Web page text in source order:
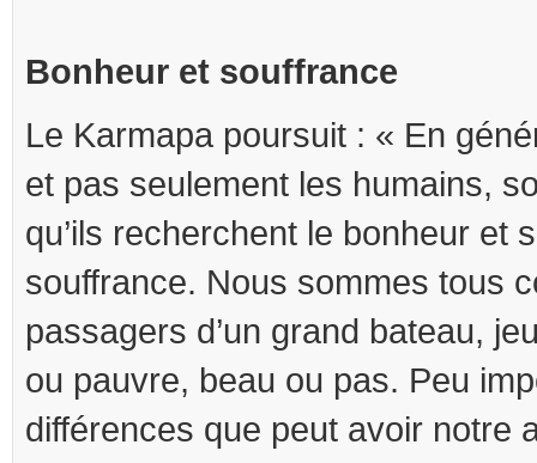
Bonheur et souffrance
Le Karmapa poursuit : « En
et pas seulement les humains,
qu’ils recherchent le bonheur et
souffrance. Nous sommes tous
passagers d’un grand bateau,
ou pauvre, beau ou pas. Peu
différences que peut avoir notre